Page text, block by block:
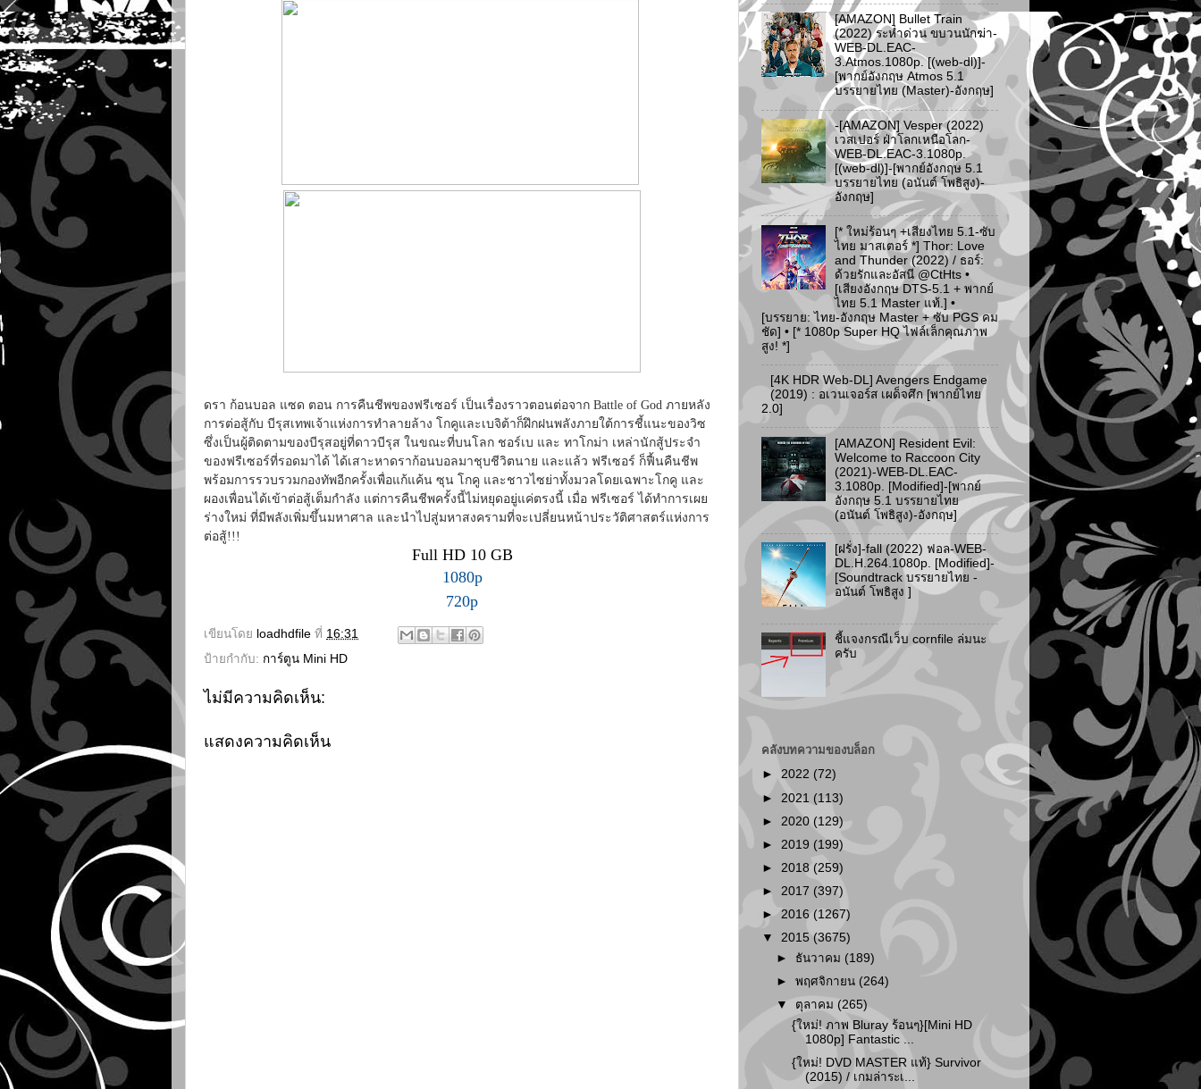
ดรา ก้อนบอล แซด ตอน การคืนชีพของฟรีเซอร์ เป็นเรื่องราวตอนต่อจาก Battle of God ภายหลัง
การต่อสู้กับ บีรุสเทพเจ้าแห่งการทำลายล้าง โกคูและเบจิต้าก็ฝึกฝนพลังภายใต้การชี้แนะของวิซ
ซึ่งเป็นผู้ติดตามของบีรุสอยู่ที่ดาวบีรุส ในขณะที่บนโลก ชอร์เบ และ ทาโกม่า เหล่านักสู้ประจำ
ของฟรีเซอร์ที่รอดมาได้ ได้เสาะหาดราก้อนบอลมาชุบชีวิตนาย และแล้ว ฟรีเซอร์ ก็ฟื้นคืนชีพ
พร้อมการรวบรวมกองทัพอีกครั้งเพื่อแก้แค้น ซุน โกคู และชาวไซย่าทั้งมวลโดยเฉพาะโกคู และ
ผองเพื่อนได้เข้าต่อสู้เต็มกำลัง แต่การคืนชีพครั้งนี้ไม่หยุดอยู่แค่ตรงนี้ เมื่อ ฟรีเซอร์ ได้ทำการเผย
ร่างใหม่ ที่มีพลังเพิ่มขึ้นมหาศาล และนำไปสู่มหาสงครามที่จะเปลี่ยนหน้าประวัติศาสตร์แห่งการ
ต่อสู้!!!
Full HD 10 GB
1080p
720p
เขียนโดย loadhdfile ที่ 16:31
ป้ายกำกับ: การ์ตูน Mini HD
ไม่มีความคิดเห็น:
แสดงความคิดเห็น
[AMAZON] Bullet Train
(2022) ระห่ำด่วน ขบวนนักฆ่า-
WEB-DL.EAC-
3.Atmos.1080p. [(web-dl)]-
[พากย์อังกฤษ Atmos 5.1
บรรยายไทย (Master)-อังกฤษ]
-[AMAZON] Vesper (2022)
เวสเปอร์ ฝ่าโลกเหนือโลก-
WEB-DL.EAC-3.1080p.
[(web-dl)]-[พากย์อังกฤษ 5.1
บรรยายไทย (อนันต์ โพธิสูง)-
อังกฤษ]
[* ใหม่ร้อนๆ +เสียงไทย 5.1-ซับ
ไทย มาสเตอร์ *] Thor: Love
and Thunder (2022) / ธอร์:
ด้วยรักและอัสนี @CtHts •
[เสียงอังกฤษ DTS-5.1 + พากย์
ไทย 5.1 Master แท้.] •
[บรรยาย: ไทย-อังกฤษ Master + ซับ PGS คม
ชัด] • [* 1080p Super HQ ไฟล์เล็กคุณภาพ
สูง! *]
[4K HDR Web-DL] Avengers Endgame
(2019) : อเวนเจอร์ส เผด็จศึก [พากย์ไทย
2.0]
[AMAZON] Resident Evil:
Welcome to Raccoon City
(2021)-WEB-DL.EAC-
3.1080p. [Modified]-[พากย์
อังกฤษ 5.1 บรรยายไทย
(อนันต์ โพธิสูง)-อังกฤษ]
[ฝรั่ง]-fall (2022) ฟอล-WEB-
DL.H.264.1080p. [Modified]-
[Soundtrack บรรยายไทย -
อนันต์ โพธิสูง ]
ชี้แจงกรณีเว็บ cornfile ล่มนะ
ครับ
คลังบทความของบล็อก
► 2022 (72)
► 2021 (113)
► 2020 (129)
► 2019 (199)
► 2018 (259)
► 2017 (397)
► 2016 (1267)
▼ 2015 (3675)
► ธันวาคม (189)
►พฤศจิกายน (264)
▼ ตุลาคม (265)
{ใหม่! ภาพ Bluray ร้อนๆ}[Mini HD
1080p] Fantastic ...
{ใหม่! DVD MASTER แท้} Survivor
(2015) / เกมล่าระเ...